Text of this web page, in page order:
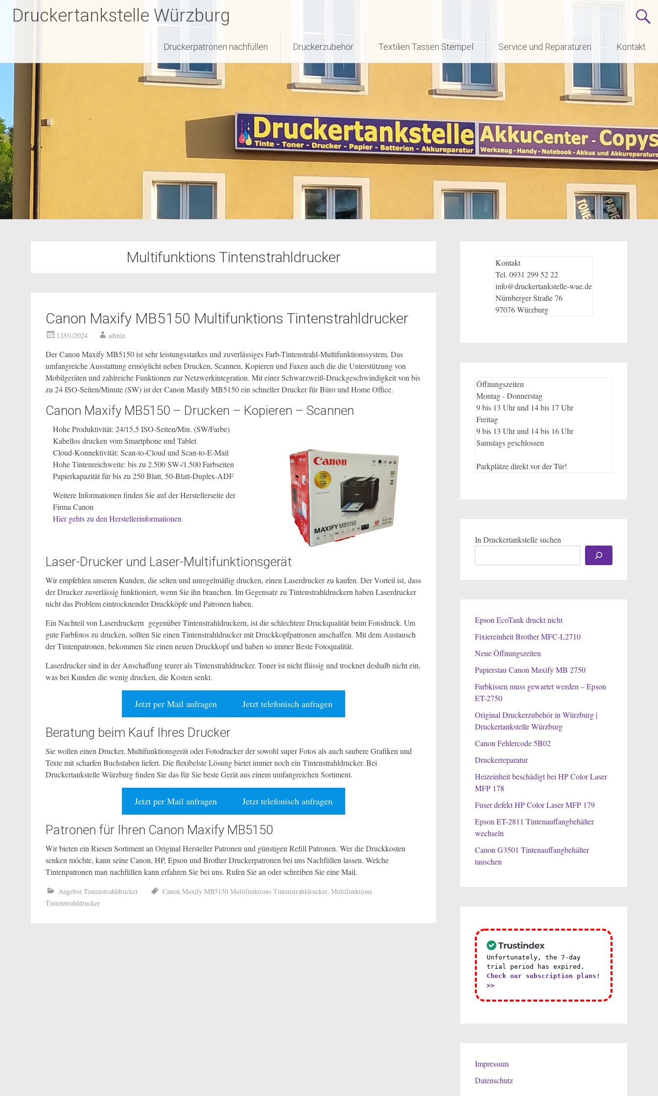
Druckertankstelle Würzburg
Druckerpatronen nachfüllen Druckerzubehör Textilien Tassen Stempel Service und Reparaturen Kontakt
Multifunktions Tintenstrahldrucker
Canon Maxify MB5150 Multifunktions Tintenstrahldrucker
12/01/2024 admin
Der Canon Maxify MB5150 ist sehr leistungsstarkes und zuverlässiges Farb-Tintenstrahl-Multifunktionssystem. Das
umfangreiche Ausstattung ermöglicht neben Drucken, Scannen, Kopieren und Faxen auch die die Unterstützung von
Mobilgeräten und zahlreiche Funktionen zur Netzwerkintegration. Mit einer Schwarzweiß-Druckgeschwindigkeit von bis
zu 24 ISO-Seiten/Minute (SW) ist der Canon Maxify MB5150 ein schneller Drucker für Büro und Home Office.
Canon Maxify MB5150 – Drucken – Kopieren – Scannen
Hohe Produktivität: 24/15,5 ISO-Seiten/Min. (SW/Farbe)
Kabellos drucken vom Smartphone und Tablet
Cloud-Konnektivität: Scan-to-Cloud und Scan-to-E-Mail
Hohe Tintenreichweite: bis zu 2.500 SW-/1.500 Farbseiten
Papierkapazität für bis zu 250 Blatt, 50-Blatt-Duplex-ADF
Weitere Informationen finden Sie auf der Herstellerseite der
Firma Canon
Hier gehts zu den Herstellerinformationen
Laser-Drucker und Laser-Multifunktionsgerät
Wir empfehlen unseren Kunden, die selten und unregelmäßig drucken, einen Laserdrucker zu kaufen. Der Vorteil ist, dass
der Drucker zuverlässig funktioniert, wenn Sie ihn brauchen. Im Gegensatz zu Tintenstrahldruckern haben Laserdrucker
nicht das Problem eintrocknender Druckköpfe und Patronen haben.
Ein Nachteil von Laserdruckern gegenüber Tintenstrahldruckern, ist die schlechtere Druckqualität beim Fotodruck. Um
gute Farbfotos zu drucken, sollten Sie einen Tintenstrahldrucker mit Druckkopfpatronen anschaffen. Mit dem Austausch
der Tintenpatronen, bekommen Sie einen neuen Druckkopf und haben so immer Beste Fotoqualität.
Laserdrucker sind in der Anschaffung teurer als Tintenstrahldrucker. Toner ist nicht flüssig und trocknet deshalb nicht ein,
was bei Kunden die wenig drucken, die Kosten senkt.
Jetzt per Mail anfragen Jetzt telefonisch anfragen
Beratung beim Kauf Ihres Drucker
Sie wollen einen Drucker, Multifunktionsgerät oder Fotodrucker der sowohl super Fotos als auch saubere Grafiken und
Texte mit scharfen Buchstaben liefert. Die flexibelste Lösung bietet immer noch ein Tintenstrahldrucker. Bei
Druckertankstelle Würzburg finden Sie das für Sie beste Gerät aus einem umfangreichen Sortiment.
Jetzt per Mail anfragen Jetzt telefonisch anfragen
Patronen für Ihren Canon Maxify MB5150
Wir bieten ein Riesen Sortiment an Original Hersteller Patronen und günstigen Refill Patronen. Wer die Druckkosten
senken möchte, kann seine Canon, HP, Epson und Brother Druckerpatronen bei uns Nachfüllen lassen. Welche
Tintenpatronen man nachfüllen kann erfahren Sie bei uns. Rufen Sie an oder schreiben Sie eine Mail.
Angebot Tintenstrahldrucker Canon Maxify MB5150 Multifunktions Tintenstrahldrucker, Multifunktions
Tintenstrahldrucker
Kontakt
Tel. 0931 299 52 22
info@druckertankstelle-wue.de
Nürnberger Straße 76
97076 Würzburg
Öffnungszeiten
Montag - Donnerstag
9 bis 13 Uhr und 14 bis 17 Uhr
Freitag
9 bis 13 Uhr und 14 bis 16 Uhr
Samstags geschlossen
Parkplätze direkt vor der Tür!
In Druckertankstelle suchen
Epson EcoTank druckt nicht
Fixiereinheit Brother MFC-L2710
Neue Öffnungszeiten
Papierstau Canon Maxify MB 2750
Farbkissen muss gewartet werden – Epson
ET-2750
Original Druckerzubehör in Würzburg |
Druckertankstelle Würzburg
Canon Fehlercode 5B02
Druckerreparatur
Heizeinheit beschädigt bei HP Color Laser
MFP 178
Fuser defekt HP Color Laser MFP 179
Epson ET-2811 Tintenauffangbehälter
wechseln
Canon G3501 Tintenauffangbehälter
tauschen
Unfortunately, the 7-day
trial period has expired.
Check our subscription plans!
>>
Impressum
Datenschutz